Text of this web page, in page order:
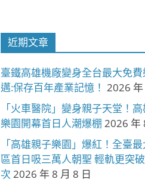
近期文章
臺鐵高雄機廠變身全台最大免
邁:保存百年產業記憶！ 2026 年
「火車醫院」變身親子天堂！
樂園開幕首日人潮爆棚 2026 年
「高雄親子樂園」爆紅！全臺
區首日吸三萬人朝聖 輕軌更突
次 2026 年 8 月 8 日